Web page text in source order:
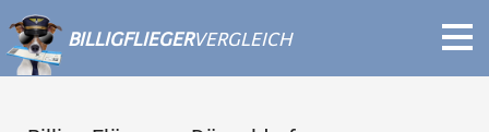
BILLIGFLIEGERVERGLEICH